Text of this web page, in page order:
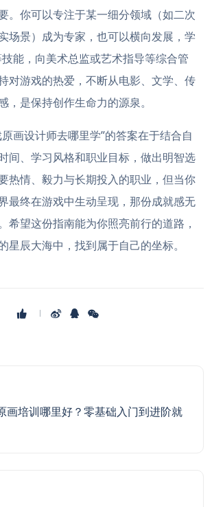
。你可以专注于某一细分领域（如二次
场景）成为专家，也可以横向发展，学
能，向美术总监或艺术指导等综合管
对游戏的热爱，不断从电影、文学、传
，是保持创作生命力的源泉。
画设计师去哪里学”的答案在于结合自
间、学习风格和职业目标，做出明智选
热情、毅力与长期投入的职业，但当你
最终在游戏中生动呈现，那份成就感无
希望这份指南能为你照亮前行的道路，
星辰大海中，找到属于自己的坐标。
画培训哪里好？零基础入门到进阶就